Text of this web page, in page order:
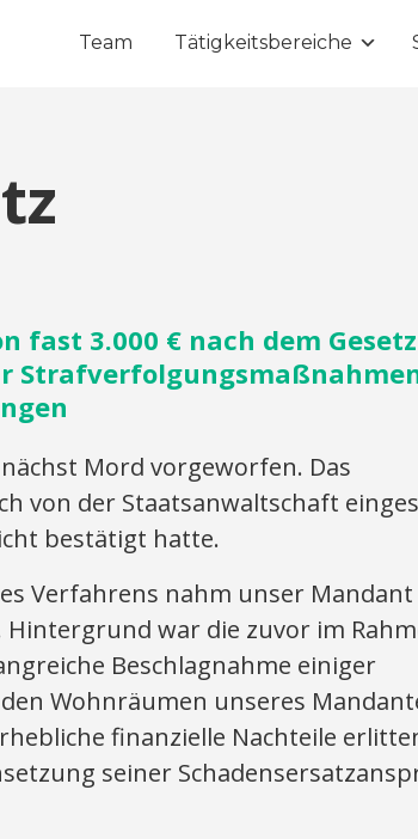
Team Tätigkeitsbereiche
fast 3.000 € nach dem Gesetz
Mord vorgeworfen. Das
von der Staatsanwaltschaft
bestätigt hatte.
Verfahrens nahm unser Mandant
war die zuvor im
Beschlagnahme einiger
Wohnräumen unseres
finanzielle Nachteile
seiner